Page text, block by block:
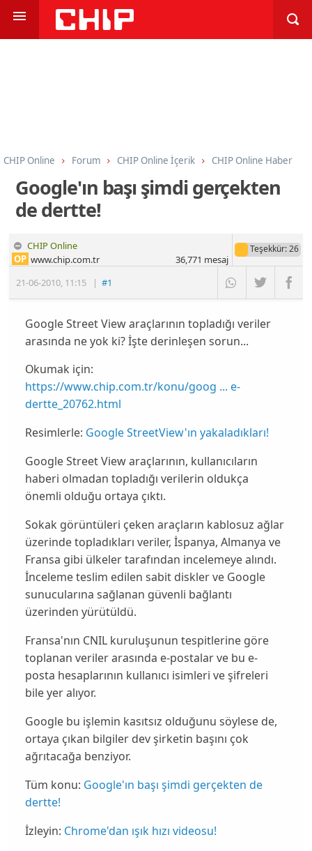
CHIP Online Forum CHIP Online İçerik CHIP Online Haber
Google'ın başı şimdi gerçekten
de dertte!
CHIP Online
21-06-2010, 11:15 |#1
OP www.chip.com.tr
Teşekkür: 26
36,771 mesaj
Google Street View araçlarının topladığı veriler
arasında ne yok ki? İşte derinleşen sorun...
Okumak için:
https://www.chip.com.tr/konu/goog ... e-
dertte_20762.html
Resimlerle: Google StreetView'ın yakaladıkları!
Google Street Viewaraçlarının, kullanıcıların
haberi olmadan topladığı verilerin oldukça
önemli olduğu ortaya çıktı.
Sokak görüntüleri çeken araçların kablosuz ağlar
üzerinde topladıkları veriler, İspanya, Almanya ve
Fransa gibi ülkeler tarafından incelemeye alındı.
İncelemeteslim edilen sabit diskler ve Google
sunucularına sağlanan güvenli bağlantı
üzerinden yürütüldü.
Fransa'nın CNIL kuruluşunun tespitlerine göre
toplanan veriler arasında e-postalar ve bu e-
posta hesaplarının kullanıcı isimleri ve şifreleri
bile yer alıyor.
Google bu işlemin kasıtsız olduğunu söylese de,
ortaya çıkan bilgiler dev şirketin başını çok
ağrıtacağa benziyor.
Tüm konu: Google'ın başı şimdi gerçekten de
dertte!
İzleyin: Chrome'dan ışık hızı videosu!